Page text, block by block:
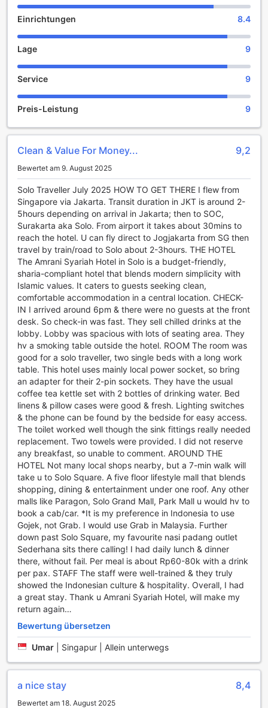
einladenden Hotel, das Ihnen eine perfekte Mischung aus
Komfort und Gastfreundschaft bietet.
Unterhaltungseinrichtungen im Amrani Syariah Hotel
Das Amrani Syariah Hotel in Surakarta, Indonesien, bietet
eine Vielzahl von Unterhaltungseinrichtungen, die darauf
Erfahrung zu ermöglichen. Besonders hervorzuheben ist
der hoteleigene Wellnessbereich, der eine breite Palette
von Massagen und Spa-Behandlungen anbietet. Hier
von erfahrenen Therapeuten verwöhnen lassen. Ob Sie sich
nach einem langen Tag voller Erkundungen entspannen
oder einfach nur eine Auszeit nehmen möchten, die Spa-
Einrichtungen des Hotels sind der perfekte Ort dafür.
Zusätzlich verfügt das Amrani Syariah Hotel über einen
gemeinsamen Lounge- und TV-Bereich, der ideal ist, um
sich mit anderen Gästen auszutauschen oder einfach nur
einen Film zu genießen. Dieser einladende Raum ist mit
bequemen Sitzgelegenheiten ausgestattet und bietet eine
gemütliche Atmosphäre, in der Sie sich entspannen und die
Gesellschaft anderer genießen können. Egal, ob Sie sich in
der Gruppe unterhalten oder alleine entspannen möchten,
die Unterhaltungseinrichtungen im Amrani Syariah Hotel
sorgen dafür, dass Ihr Aufenthalt unvergesslich wird.
Bequeme Annehmlichkeiten im Amrani Syariah Hotel
Das Amrani Syariah Hotel in Surakarta bietet eine Vielzahl
von Annehmlichkeiten, die Ihren Aufenthalt so angenehm
wie möglich gestalten. Genießen Sie den Komfort eines 24-
Stunden-Zimmerservice, der Ihnen jederzeit köstliche
Speisen und Getränke direkt in Ihr Zimmer bringt. Für
Gäste, die eine schnelle und effiziente Reinigung ihrer
Kleidung benötigen, stehen sowohl ein Wäscheservice als
auch ein Trockenreinigungsservice zur Verfügung. Darüber
hinaus sorgt der tägliche Reinigungsdienst dafür, dass Ihr
Zimmer stets frisch und einladend ist.
Um Ihre Wertsachen sicher aufzubewahren, bietet das
Hotel Schließfächer, während der Concierge-Service Ihnen
gerne bei der Planung Ihrer Aktivitäten und der Erkundung
der Umgebung behilflich ist. In den öffentlichen Bereichen
und in allen Zimmern steht kostenloses WLAN zur
Verfügung, sodass Sie jederzeit mit Freunden und Familie in
Kontakt bleiben oder Ihre Reisepläne aktualisieren können.
Weitere praktische Einrichtungen wie ein
Gepäckaufbewahrungsservice, ein Express-Check-in/-
Check-out und ein Verkaufsautomat runden das Angebot
ab und sorgen dafür, dass Sie sich während Ihres
Aufenthalts rundum wohlfühlen.
Transportmöglichkeiten im Amrani Syariah Hotel
Das Amrani Syariah Hotel in Surakarta bietet seinen Gästen
eine Vielzahl an komfortablen Transportmöglichkeiten, die
hoteleigene Flughafentransfer sorgt dafür, dass Sie nach
Ihrer Ankunft in Indonesien stressfrei ins Hotel gelangen.
Einrichtungen 8.4
Lage 9
Service 9
Preis-Leistung 9
Clean & Value For Money... 9,2
Bewertet am 9. August 2025
Solo Traveller July 2025 HOW TO GET THERE I flew from
Singapore via Jakarta. Transit duration in JKT is around 2-
5hours depending on arrival in Jakarta; then to SOC,
Surakarta aka Solo. From airport it takes about 30mins to
reach the hotel. U can fly direct to Jogjakarta from SG then
travel by train/road to Solo about 2-3hours. THE HOTEL
The Amrani Syariah Hotel in Solo is a budget-friendly,
sharia-compliant hotel that blends modern simplicity with
Islamic values. It caters to guests seeking clean,
comfortable accommodation in a central location. CHECK-
IN I arrived around 6pm & there were no guests at the front
desk. So check-in was fast. They sell chilled drinks at the
lobby. Lobby was spacious with lots of seating area. They
hv a smoking table outside the hotel. ROOM The room was
good for a solo traveller, two single beds with a long work
table. This hotel uses mainly local power socket, so bring
an adapter for their 2-pin sockets. They have the usual
coffee tea kettle set with 2 bottles of drinking water. Bed
linens & pillow cases were good & fresh. Lighting switches
& the phone can be found by the bedside for easy access.
The toilet worked well though the sink fittings really needed
replacement. Two towels were provided. I did not reserve
any breakfast, so unable to comment. AROUND THE
HOTEL Not many local shops nearby, but a 7-min walk will
take u to Solo Square. A five floor lifestyle mall that blends
shopping, dining & entertainment under one roof. Any other
malls like Paragon, Solo Grand Mall, Park Mall u would hv to
book a cab/car. *It is my preference in Indonesia to use
Gojek, not Grab. I would use Grab in Malaysia. Further
down past Solo Square, my favourite nasi padang outlet
Sederhana sits there calling! I had daily lunch & dinner
there, without fail. Per meal is about Rp60-80k with a drink
per pax. STAFF The staff were well-trained & they truly
showed the Indonesian culture & hospitality. Overall, I had
a great stay. Thank u Amrani Syariah Hotel, will make my
return again…
Bewertung übersetzen
Umar Singapur | Allein unterwegs
a nice stay 8,4
Bewertet am 18. August 2025